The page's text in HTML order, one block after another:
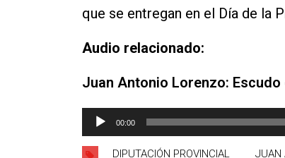
que se entregan en el Día de la
Audio relacionado:
Juan Antonio Lorenzo:
Reproductor
audio
00:00
DIPUTACIÓN PROVINCIAL JUAN